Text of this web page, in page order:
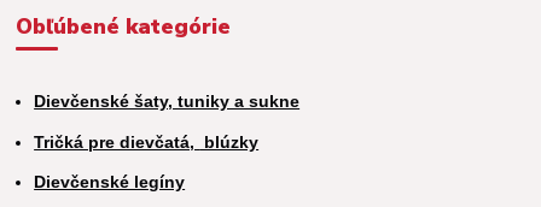
Obľúbené kategórie
Dievčenské šaty, tuniky a sukne
Tričká pre dievčatá, blúzky
Dievčenské legíny